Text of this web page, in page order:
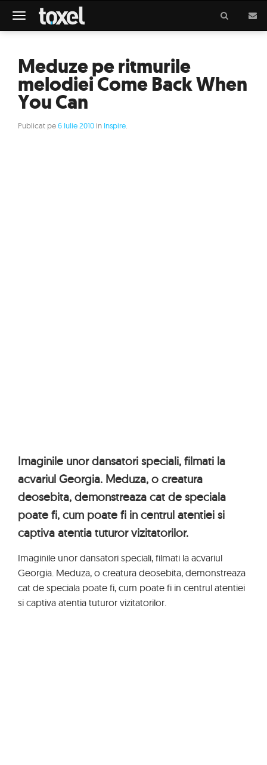
Meniu
Meduze pe ritmurile
melodiei Come Back When
You Can
Publicat pe6 Iulie 2010 in Inspire
Imaginile unor dansatori speciali, filmati la
acvariul Georgia. Meduza, o creatura
deosebita, demonstreaza cat de speciala
poate fi, cum poate fi in centrul atentiei si
captiva atentia tuturor vizitatorilor.
Imaginile unor dansatori speciali, filmati la acvariul
Georgia. Meduza, o creatura deosebita, demonstreaza
cat de speciala poate fi, cum poate fi in centrul atentiei
si captiva atentia tuturor vizitatorilor.